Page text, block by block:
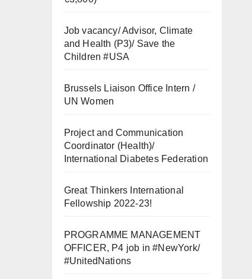
Job vacancy/ Advisor, Climate
and Health (P3)/ Save the
Children #USA
Brussels Liaison Office Intern /
UN Women
Project and Communication
Coordinator (Health)/
International Diabetes Federation
Great Thinkers International
Fellowship 2022-23!
PROGRAMME MANAGEMENT
OFFICER, P4 job in #NewYork/
#UnitedNations